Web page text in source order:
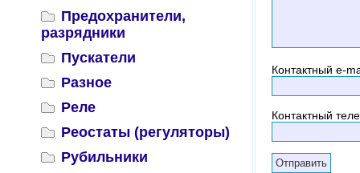
Предохранители,
разрядники
Пускатели
Разное
Реле
Реостаты (регуляторы)
Рубильники
Контактный e-
Контактный